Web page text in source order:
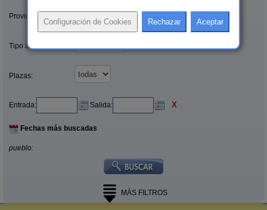
Provincias/Islas:
Tipo alquiler:
Plazas:
Entrada: Salida: X
Fechas más buscadas
pueblo:
MÁS FILTROS